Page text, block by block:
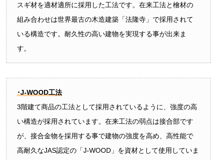
スギ材を適材適所に採用した工法です。在来工法と檜材の
組み合わせは世界最古の木造建築「法隆寺」で採用されて
いる構造です。耐久性の高い建物を実現する事が出来ま
す。
･J-WOOD工法
3階建て商品の工法として採用されているように、強度の高
い構造が採用されています。在来工法の弱点は接合部です
が、接合金物を採用する事で建物の強度を高め、高性能で
高耐久なJAS認定の「J-WOOD」を資材として使用していま